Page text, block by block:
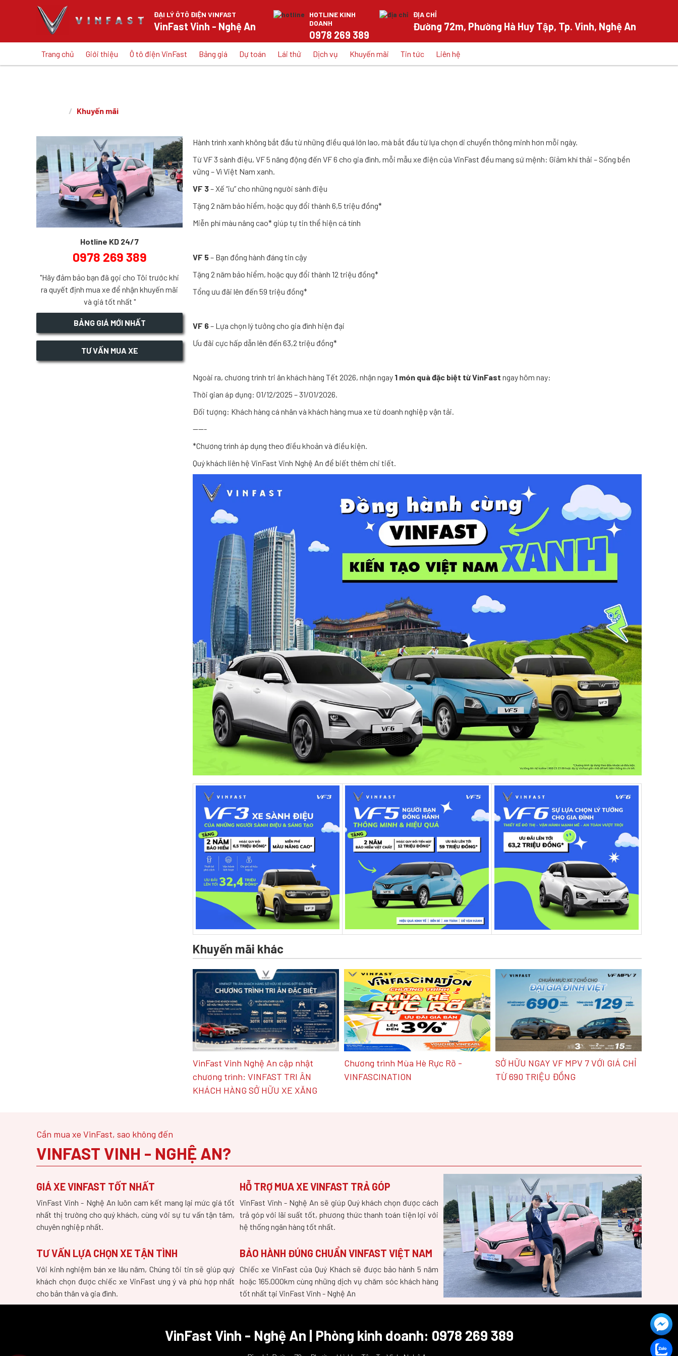
ĐẠI LÝ ÔTÔ ĐIỆN VINFAST
VinFast Vinh - Nghệ An
HOTLINE KINH
DOANH
0978 269 389
ĐỊA CHỈ
Đường 72m, Phường Hà Huy Tập, Tp. Vinh, Nghệ An
Trang chủ Giới thiệu Ô tô điện VinFast Bảng giá Dự toán Lái thử Dịch vụ Khuyến mãi Tin tức Liên hệ
Khuyến mãi
Hotline KD 24/7
0978 269 389
"Hãy đảm bảo bạn đã gọi cho Tôi trước khi
ra quyết định mua xe để nhận khuyến mãi
và giá tốt nhất "
BẢNG GIÁ MỚI NHẤT
TƯ VẤN MUA XE
Hành trình xanh không bắt đầu từ những điều quá lớn lao, mà bắt đầu từ lựa chọn di chuyển thông minh hơn mỗi ngày.
Từ VF 3 sành điệu, VF 5 năng động đến VF 6 cho gia đình, mỗi mẫu xe điện của VinFast đều mang sứ mệnh: Giảm khí thải – Sống bền
vững – Vì Việt Nam xanh.
VF 3– Xế “iu” cho những người sành điệu
Tặng 2 năm bảo hiểm, hoặc quy đổi thành 6,5 triệu đồng*
Miễn phí màu nâng cao* giúp tự tin thể hiện cá tính
VF 5– Bạn đồng hành đáng tin cậy
Tặng 2 năm bảo hiểm, hoặc quy đổi thành 12 triệu đồng*
Tổng ưu đãi lên đến 59 triệu đồng*
VF 6– Lựa chọn lý tưởng cho gia đình hiện đại
Ưu đãi cực hấp dẫn lên đến 63,2 triệu đồng*
Ngoài ra, chương trình tri ân khách hàng Tết 2026, nhận ngay 1 món quà đặc biệt từ VinFast ngay hôm nay:
Thời gian áp dụng: 01/12/2025 – 31/01/2026.
Đối tượng: Khách hàng cá nhân và khách hàng mua xe từ doanh nghiệp vận tải.
-----​
*Chương trình áp dụng theo điều khoản và điều kiện.​
Quý khách liên hệ VinFast Vinh Nghệ An để biết thêm chi tiết.
Khuyến mãi khác
VinFast Vinh Nghệ An cập nhật
chương trình: VINFAST TRI ÂN
KHÁCH HÀNG SỞ HỮU XE XĂNG
Chương trình Mùa Hè Rực Rỡ -
VINFASCINATION
SỞ HỮU NGAY VF MPV 7 VỚI GIÁ CHỈ
TỪ 690 TRIỆU ĐỒNG
Cần mua xe VinFast, sao không đến
VINFAST VINH - NGHỆ AN?
GIÁ XE VINFAST TỐT NHẤT
VinFast Vinh - Nghệ An luôn cam kết mang lại mức giá tốt
nhất thị trường cho quý khách, cùng với sự tư vấn tận tâm,
chuyên nghiệp nhất.
TƯ VẤN LỰA CHỌN XE TẬN TÌNH
Với kinh nghiệm bán xe lâu năm, Chúng tôi tin sẽ giúp quý
khách chọn được chiếc xe VinFast ưng ý và phù hợp nhất
cho bản thân và gia đình.
HỖ TRỢ MUA XE VINFAST TRẢ GÓP
VinFast Vinh - Nghệ An sẽ giúp Quý khách chọn được cách
trả góp với lãi suất tốt, phương thức thanh toán tiện lợi với
hệ thống ngân hàng tốt nhất.
BẢO HÀNH ĐÚNG CHUẨN VINFAST VIỆT NAM
Chiếc xe VinFast của Quý Khách sẽ được bảo hành 5 năm
hoặc 165.000km cùng những dịch vụ chăm sóc khách hàng
tốt nhất tại VinFast Vinh - Nghệ An
VinFast Vinh - Nghệ An | Phòng kinh doanh: 0978 269 389